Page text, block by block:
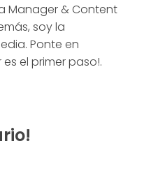
Manager & Content
soy la
Ponte en
el primer paso!.